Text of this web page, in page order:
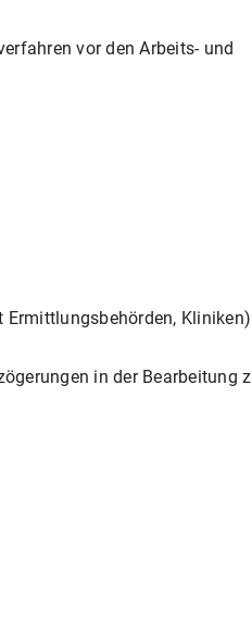
vor den Arbeits- und
Kliniken)
in der Bearbeitung